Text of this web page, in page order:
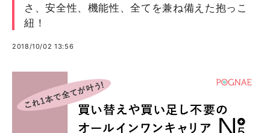
さ、安全性、機能性、全てを兼ね備えた抱っこ
紐！
2018/10/02 13:56